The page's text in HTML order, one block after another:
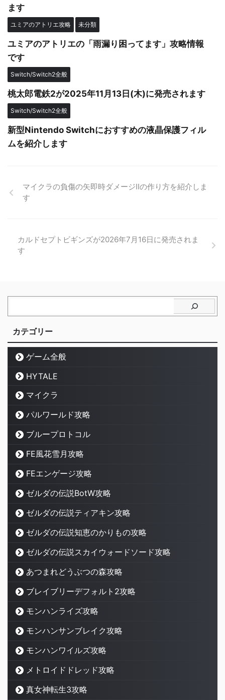
ます
ユミアのアトリエ攻略 未分類
ユミアのアトリエの「雨漏り困ってます」攻略情報
です
Switch/Switch2全般
桃太郎電鉄2が2025年11月13日(木)に発売されます
Switch/Switch2全般
新型Nintendo Switchにおすすめの液晶保護フィル
ムを紹介します
マイクラの負傷の矢即時ダメージⅡの作り方を紹介しま
す
カルドセプトビギンズが2026年7月16日に発売されま
す
カテゴリー
ゲーム全般
HYTALE
マイクラ
パルワールド攻略
ブループロトコル
FE風花雪月攻略
FEエンゲージ攻略
ゼルダの伝説BotW攻略
ゼルダの伝説ティアキン攻略
ゼルダの伝説知恵のかりもの攻略
ゼルダの伝説スカイウォードソード攻略
あつまれどうぶつの森攻略
ブレイブリーデフォルト2攻略
モンハンライズ攻略
モンハンサンブレイク攻略
モンハンワイルズ攻略
メトロイドドレッド攻略
真女神転生3攻略